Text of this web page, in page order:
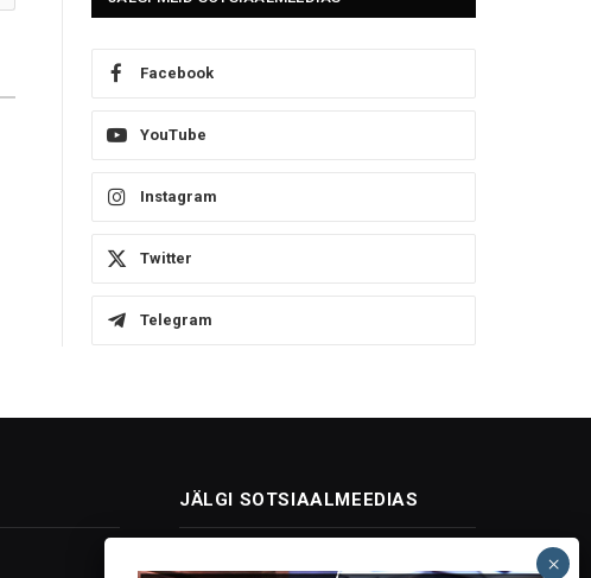
Facebook
YouTube
Instagram
Twitter
Telegram
JÄLGI SOTSIAALMEEDIAS